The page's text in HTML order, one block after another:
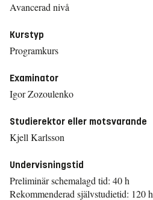
Avancerad nivå
Kurstyp
Programkurs
Examinator
Igor Zozoulenko
Studierektor eller motsvarande
Kjell Karlsson
Undervisningstid
Preliminär schemalagd tid: 40 h
Rekommenderad självstudietid: 120 h